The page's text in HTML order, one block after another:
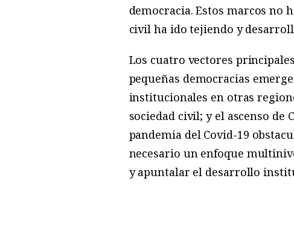
democracia. Estos marcos no
civil ha ido tejiendo y
Los cuatro vectores
pequeñas democracias
institucionales en otras
sociedad civil; y el ascenso
pandemia del Covid-19
necesario un enfoque
y apuntalar el desarrollo